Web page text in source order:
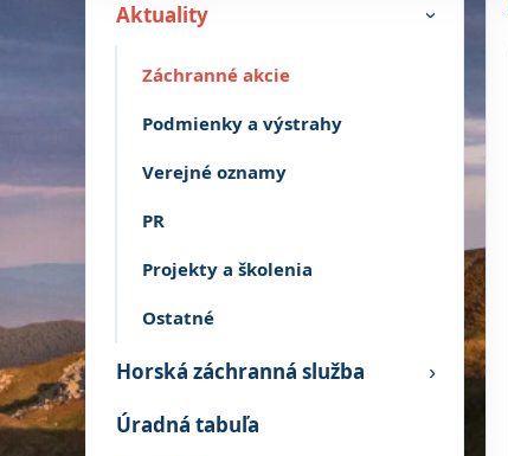
Aktuality ›
Záchranné akcie
Podmienky a výstrahy
Verejné oznamy
PR
Projekty a školenia
Ostatné
Horská záchranná služba ›
Úradná tabuľa